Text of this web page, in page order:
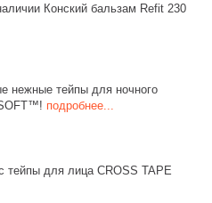
Конский бальзам Refit 230
тейпы для ночного
подробнее...
для лица CROSS TAPE